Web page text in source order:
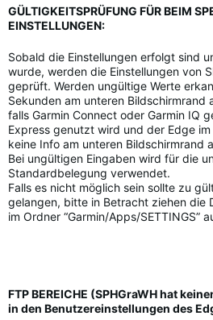
GÜLTIGKEITSPRÜFUNG FÜR BEIM
EINSTELLUNGEN:
Sobald die Einstellungen erfolgt sind
wurde, werden die Einstellungen von
geprüft. Werden ungültige Werte
Sekunden am unteren Bildschirmrand
falls Garmin Connect oder Garmin IQ
Express genutzt wird und der Edge
keine Info am unteren Bildschirmrand
Bei ungültigen Eingaben wird für die
Standardbelegung verwendet.
Falls es nicht möglich sein sollte zu
gelangen, bitte in Betracht ziehen die
im Ordner “Garmin/Apps/SETTINGS”
FTP BEREICHE (SPHGraWH hat
in den Benutzereinstellungen des